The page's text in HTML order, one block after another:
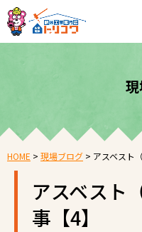
HOME > 現場ブログ > アスベスト
アスベスト
事【4】